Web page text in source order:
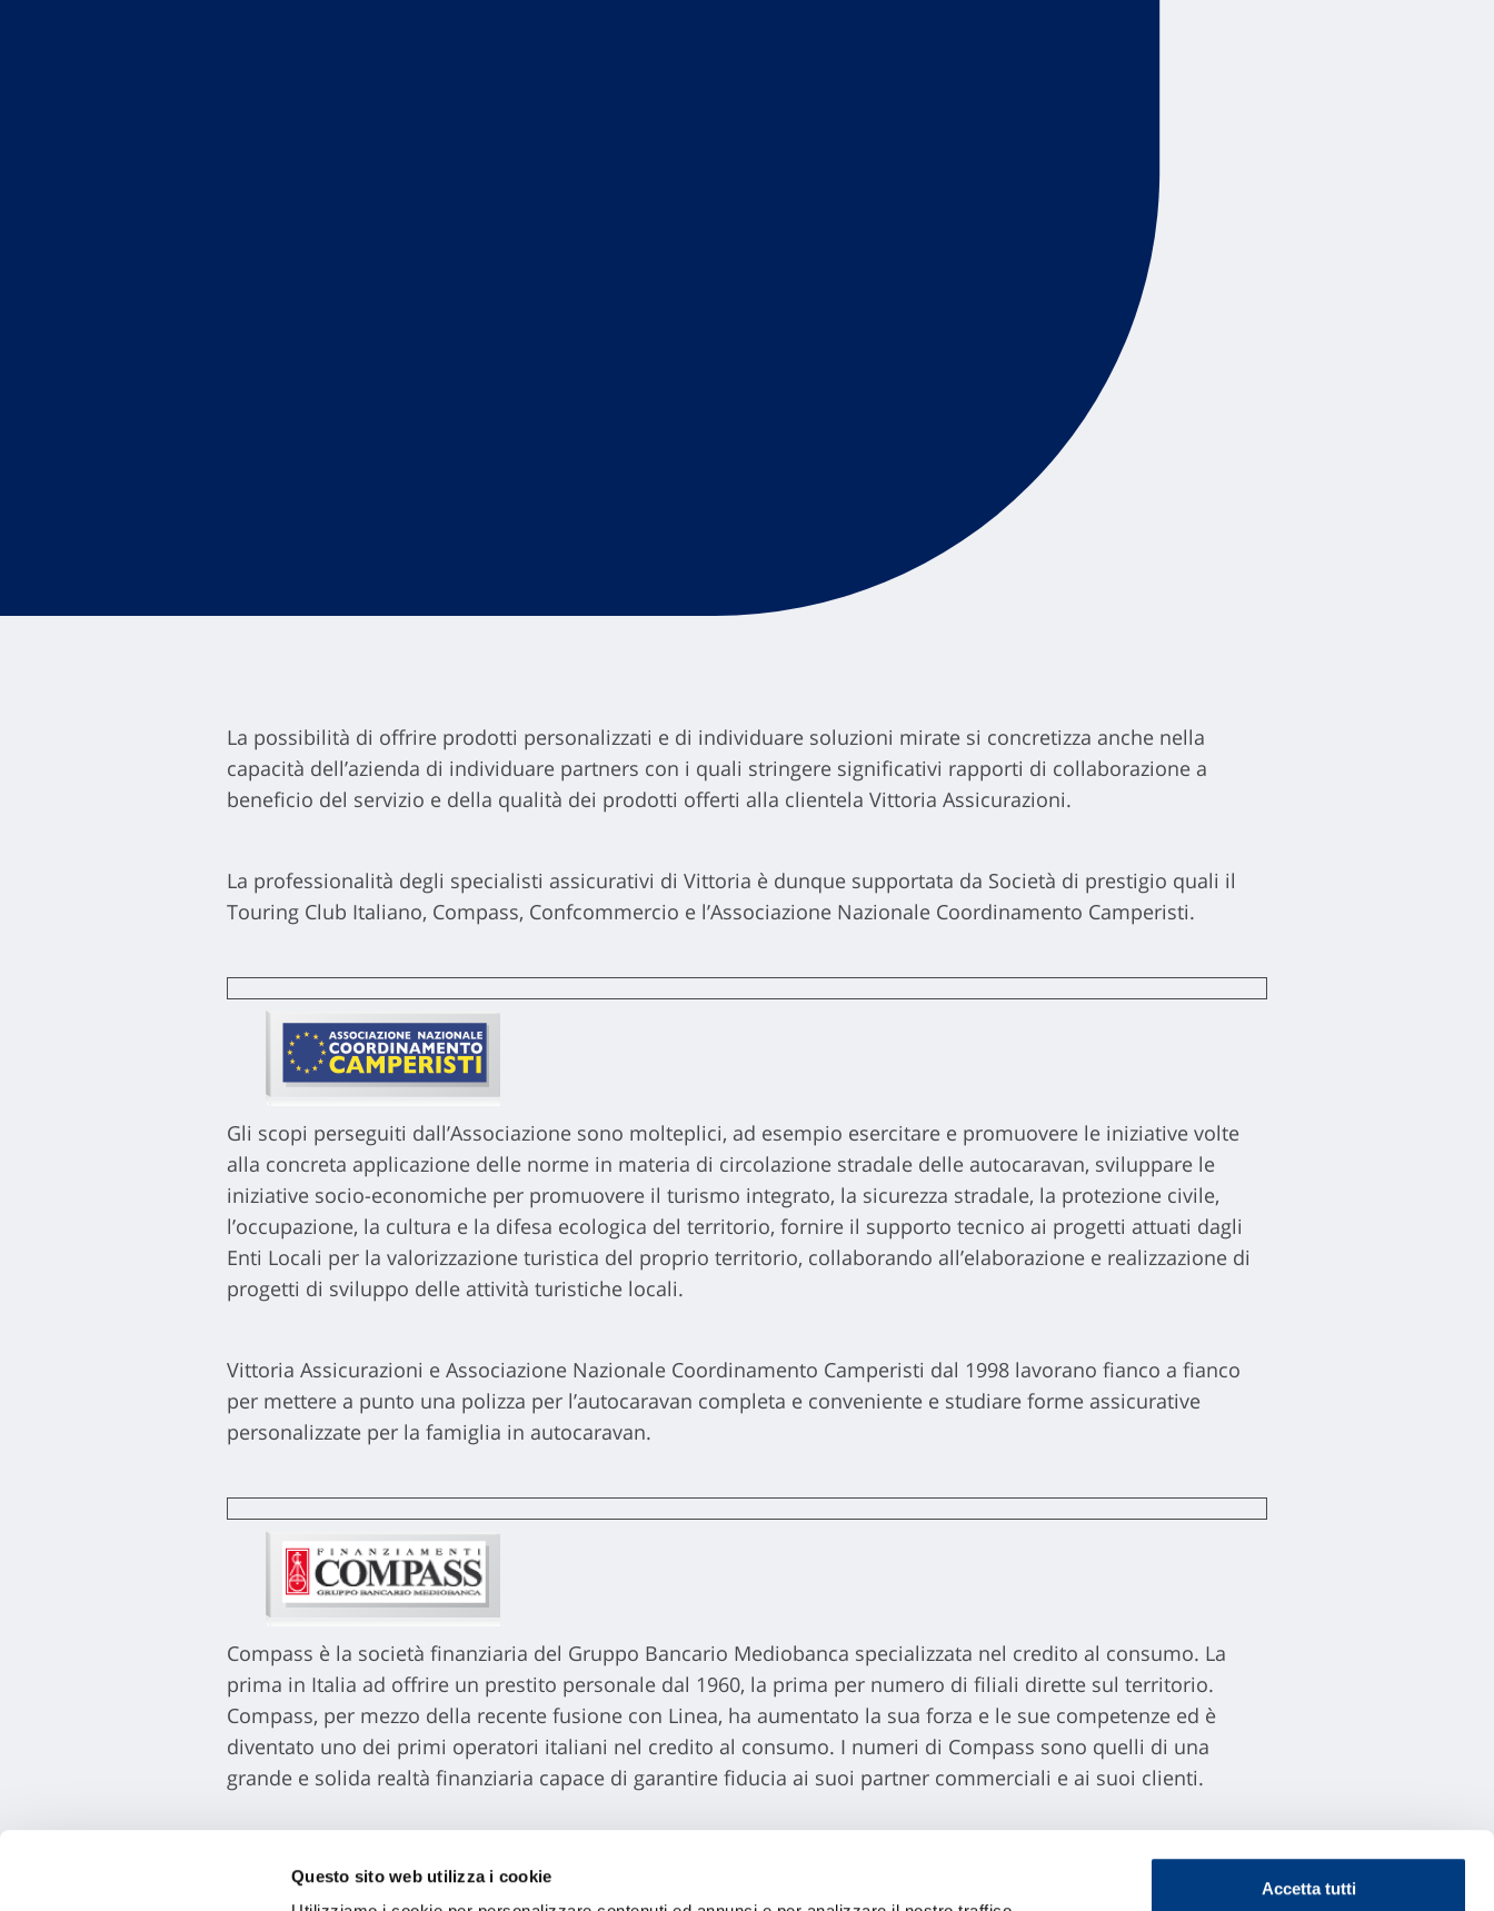
Questo sito web utilizza i cookie
Accetta tutti
La possibilità di offrire prodotti personalizzati e di individuare soluzioni mirate si concretizza anche nella
capacità dell’azienda di individuare partners con i quali stringere significativi rapporti di collaborazione a
beneficio del servizio e della qualità dei prodotti offerti alla clientela Vittoria Assicurazioni.
La professionalità degli specialisti assicurativi di Vittoria è dunque supportata da Società di prestigio quali il
Touring Club Italiano, Compass, Confcommercio e l’Associazione Nazionale Coordinamento Camperisti.
Gli scopi perseguiti dall’Associazione sono molteplici, ad esempio esercitare e promuovere le iniziative volte
alla concreta applicazione delle norme in materia di circolazione stradale delle autocaravan, sviluppare le
iniziative socio-economiche per promuovere il turismo integrato, la sicurezza stradale, la protezione civile,
l’occupazione, la cultura e la difesa ecologica del territorio, fornire il supporto tecnico ai progetti attuati dagli
Enti Locali per la valorizzazione turistica del proprio territorio, collaborando all’elaborazione e realizzazione di
progetti di sviluppo delle attività turistiche locali.
Vittoria Assicurazioni e Associazione Nazionale Coordinamento Camperisti dal 1998 lavorano fianco a fianco
per mettere a punto una polizza per l’autocaravan completa e conveniente e studiare forme assicurative
personalizzate per la famiglia in autocaravan.
Compass è la società finanziaria del Gruppo Bancario Mediobanca specializzata nel credito al consumo. La
prima in Italia ad offrire un prestito personale dal 1960, la prima per numero di filiali dirette sul territorio.
Compass, per mezzo della recente fusione con Linea, ha aumentato la sua forza e le sue competenze ed è
diventato uno dei primi operatori italiani nel credito al consumo. I numeri di Compass sono quelli di una
grande e solida realtà finanziaria capace di garantire fiducia ai suoi partner commerciali e ai suoi clienti.
Prerogative di grande interesse che sono alla base dell’accordo di partnership sottoscritto con la nostra
Compagnia. Attraverso tale accordo nasce Vittoria Credit, la carta di credito revolving riservata ai clienti Vittoria